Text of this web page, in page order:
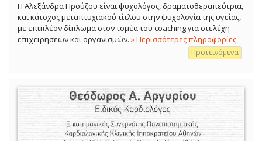
Η Αλεξάνδρα Προύζου είναι ψυχολόγος, δραματοθεραπεύτρια,
και κάτοχος μεταπτυχιακού τίτλου στην ψυχολογία της υγείας,
με επιπλέον δίπλωμα στον τομέα του coaching για στελέχη
επιχειρήσεων και οργανισμών. » Περισσότερες πληροφορίες
Προτεινόμενα